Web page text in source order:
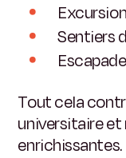
Sentiers
Tout cela
universitaire et
enrichissantes.